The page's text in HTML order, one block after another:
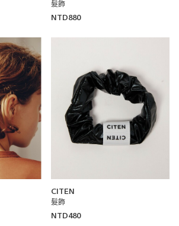
髮飾
NTD880
CITEN
髮飾
NTD480